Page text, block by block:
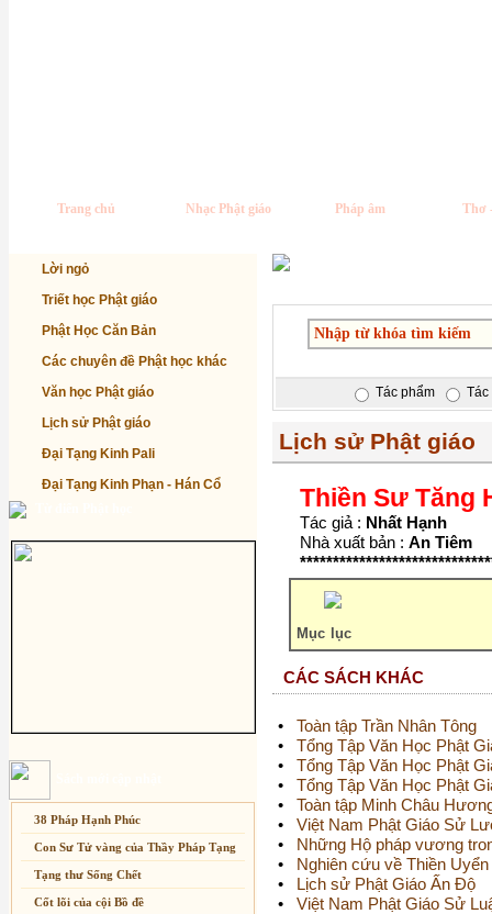
Trang chủ Nhạc Phật giáo Pháp âm Thơ
Lời ngỏ
Triết học Phật giáo
Phật Học Căn Bản
Các chuyên đề Phật học khác
Văn học Phật giáo
Lịch sử Phật giáo
Đại Tạng Kinh Pali
Đại Tạng Kinh Phạn - Hán Cổ
38 Pháp Hạnh Phúc
Con Sư Tử vàng của Thầy Pháp Tạng
Tạng thư Sống Chết
Cốt lõi của cội Bồ đề
Tác phẩm Tác
Lịch sử Phật giáo
Thiền Sư Tăng
Tác giả : Nhất Hạnh
Nhà xuất bản : An Tiêm
Mục lục
CÁC SÁCH KHÁC
• Toàn tập Trần Nhân Tông
• Tổng Tập Văn Học Phật
• Tổng Tập Văn Học Phật
• Tổng Tập Văn Học Phật
• Toàn tập Minh Châu
• Việt Nam Phật Giáo Sử
• Những Hộ pháp vương
• Nghiên cứu về Thiền Uyển
• Lịch sử Phật Giáo Ấn Độ
• Việt Nam Phật Giáo Sử